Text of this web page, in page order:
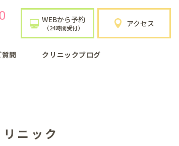
WEBから予約
（24時間受付） アクセス
問 クリニックブログ
ニック